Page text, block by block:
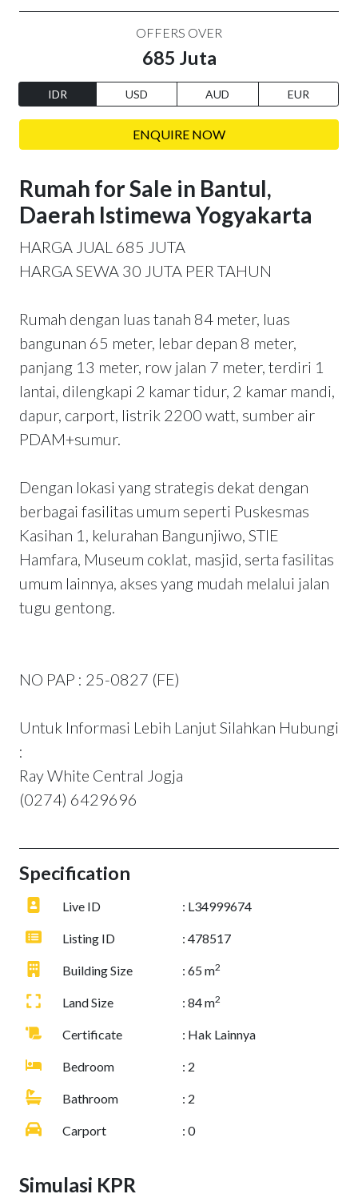
OFFERS OVER
685 Juta
IDR USD AUD EUR
ENQUIRE NOW
Rumah for Sale in Bantul,
Daerah Istimewa Yogyakarta
HARGA JUAL 685 JUTA
HARGA SEWA 30 JUTA PER TAHUN
Rumah dengan luas tanah 84 meter, luas
bangunan 65 meter, lebar depan 8 meter,
panjang 13 meter, row jalan 7 meter, terdiri 1
lantai, dilengkapi 2 kamar tidur, 2 kamar mandi,
dapur, carport, listrik 2200 watt, sumber air
PDAM+sumur.
Dengan lokasi yang strategis dekat dengan
berbagai fasilitas umum seperti Puskesmas
Kasihan 1, kelurahan Bangunjiwo, STIE
Hamfara, Museum coklat, masjid, serta fasilitas
umum lainnya, akses yang mudah melalui jalan
tugu gentong.
NO PAP : 25-0827 (FE)
Untuk Informasi Lebih Lanjut Silahkan Hubungi
:
Ray White Central Jogja
(0274) 6429696
Specification
Live ID : L34999674
Listing ID : 478517
Building Size : 65 m2
Land Size : 84 m2
Certificate : Hak Lainnya
Bedroom : 2
Bathroom : 2
Carport : 0
Simulasi KPR